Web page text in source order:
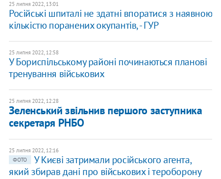
25 липня 2022, 13:01
Російські шпиталі не здатні впоратися з наявною
кількістю поранених окупантів, - ГУР
25 липня 2022, 12:58
​У Бориспільському районі починаються планові
тренування військових
25 липня 2022, 12:28
Зеленський звільнив першого заступника
секретаря РНБО
25 липня 2022, 12:16
ФОТО
У Києві затримали російського агента,
який збирав дані про військових і тероборону